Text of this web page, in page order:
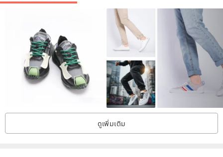
Apricot gray
ดูเพิ่มเติม